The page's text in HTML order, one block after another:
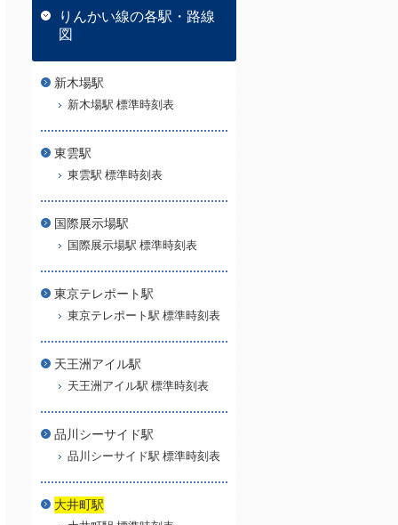
りんかい線の各駅・路線
図
新木場駅
新木場駅 標準時刻表
東雲駅
東雲駅 標準時刻表
国際展示場駅
国際展示場駅 標準時刻表
東京テレポート駅
東京テレポート駅 標準時刻表
天王洲アイル駅
天王洲アイル駅 標準時刻表
品川シーサイド駅
品川シーサイド駅 標準時刻表
大井町駅